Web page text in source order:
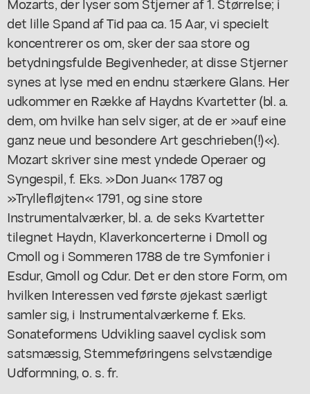
det lille Spand af Tid paa ca. 15 Aar, vi specielt
koncentrerer os om, sker der saa store og
betydningsfulde Begivenheder, at disse Stjerner
synes at lyse med en endnu stærkere Glans. Her
udkommer en Række af Haydns Kvartetter (bl. a.
dem, om hvilke han selv siger, at de er »auf eine
ganz neue und besondere Art geschrieben(!)«).
Mozart skriver sine mest yndede Operaer og
Syngespil, f. Eks. »Don Juan« 1787 og
»Tryllefløjten« 1791, og sine store
Instrumentalværker, bl. a. de seks Kvartetter
tilegnet Haydn, Klaverkoncerterne i Dmoll og
Cmoll og i Sommeren 1788 de tre Symfonier i
Esdur, Gmoll og Cdur. Det er den store Form, om
hvilken Interessen ved første øjekast særligt
samler sig, i Instrumentalværkerne f. Eks.
Sonateformens Udvikling saavel cyclisk som
satsmæssig, Stemmeføringens selvstændige
Udformning, o. s. fr.